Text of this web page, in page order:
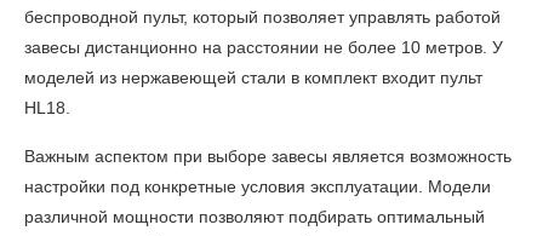
беспроводной пульт, который позволяет управлять работой
завесы дистанционно на расстоянии не более 10 метров. У
моделей из нержавеющей стали в комплект входит пульт
HL18.
Важным аспектом при выборе завесы является возможность
настройки под конкретные условия эксплуатации. Модели
различной мощности позволяют подбирать оптимальный